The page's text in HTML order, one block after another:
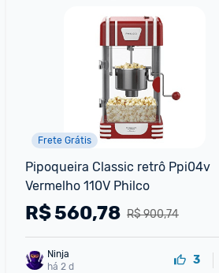
Frete Grátis
Pipoqueira Classic retrô Ppi04v
Vermelho 110V Philco
R$ 900,74
R$560,78
há 2 d
3